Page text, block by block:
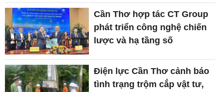
Cần Thơ hợp tác CT Group
phát triển công nghệ chiến
lược và hạ tầng số
Điện lực Cần Thơ cảnh báo
tình trạng trộm cắp vật tư,